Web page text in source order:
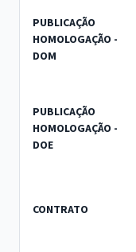
PUBLICAÇÃO
HOMOLOGAÇÃO -
DOM
PUBLICAÇÃO
HOMOLOGAÇÃO -
DOE
CONTRATO